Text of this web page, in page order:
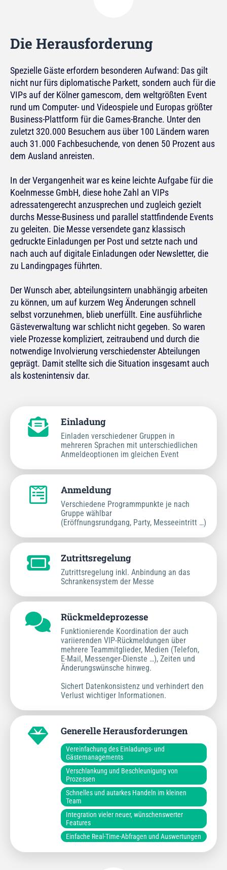
Die Herausforderung
Spezielle Gäste erfordern besonderen Aufwand: Das gilt
nicht nur fürs diplomatische Parkett, sondern auch für die
VIPs auf der Kölner gamescom, dem weltgrößten Event
rund um Computer- und Videospiele und Europas größter
Business-Plattform für die Games-Branche. Unter den
zuletzt 320.000 Besuchern aus über 100 Ländern waren
auch 31.000 Fachbesuchende, von denen 50 Prozent aus
dem Ausland anreisten.
In der Vergangenheit war es keine leichte Aufgabe für die
Koelnmesse GmbH, diese hohe Zahl an VIPs
adressatengerecht anzusprechen und zugleich gezielt
durchs Messe-Business und parallel stattfindende Events
zu geleiten. Die Messe versendete ganz klassisch
gedruckte Einladungen per Post und setzte nach und
nach auch auf digitale Einladungen oder Newsletter, die
zu Landingpages führten.
Der Wunsch aber, abteilungsintern unabhängig arbeiten
zu können, um auf kurzem Weg Änderungen schnell
selbst vorzunehmen, blieb unerfüllt. Eine ausführliche
Gästeverwaltung war schlicht nicht gegeben. So waren
viele Prozesse kompliziert, zeitraubend und durch die
notwendige Involvierung verschiedenster Abteilungen
geprägt. Damit stellte sich die Situation insgesamt auch
als kostenintensiv dar.
Einladung
Einladen verschiedener Gruppen in
mehreren Sprachen mit unterschiedlichen
Anmeldeoptionen im gleichen Event
Anmeldung
Verschiedene Programmpunkte je nach
Gruppe wählbar
(Eröffnungsrundgang, Party, Messeeintritt …)
Zutrittsregelung
Zutrittsregelung inkl. Anbindung an das
Schrankensystem der Messe
Rückmeldeprozesse
Funktionierende Koordination der auch
variierenden VIP-Rückmeldungen über
mehrere Teammitglieder, Medien (Telefon,
E-Mail, Messenger-Dienste …), Zeiten und
Änderungswünsche hinweg.
Sichert Datenkonsistenz und verhindert den
Verlust wichtiger Informationen.
Generelle Herausforderungen
Vereinfachung des Einladungs- und
Gästemanagements
Verschlankung und Beschleunigung von
Prozessen
Schnelles und autarkes Handeln im kleinen
Team
Integration vieler neuer, wünschenswerter
Features
Einfache Real-Time-Abfragen und Auswertungen